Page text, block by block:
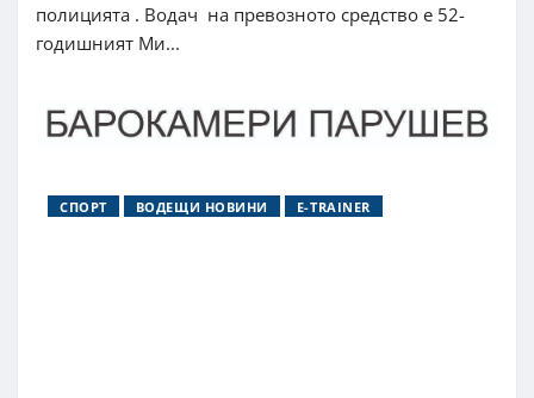
полицията . Водач на превозното средство е 52-
годишният Ми...
СПОРТ ВОДЕЩИ НОВИНИ E-TRAINER